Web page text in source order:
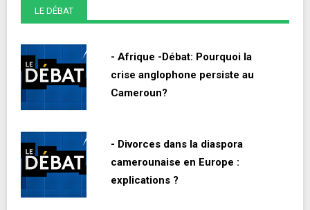
LE DÉBAT
- Afrique -Débat: Pourquoi la
crise anglophone persiste au
Cameroun?
- Divorces dans la diaspora
camerounaise en Europe :
explications ?